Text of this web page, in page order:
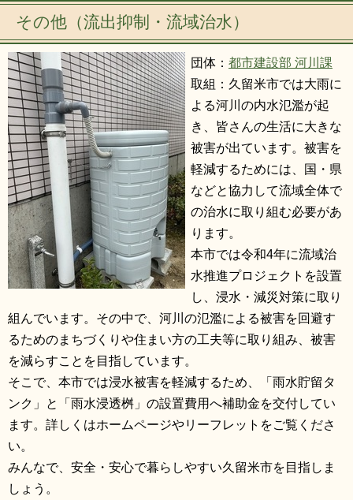
その他（流出抑制・流域治水）
団体： 都市建設部 河川課
取組：久留米市では大雨に
よる河川の内水氾濫が起
き、皆さんの生活に大きな
被害が出ています。被害を
軽減するためには、国・県
などと協力して流域全体で
の治水に取り組む必要があ
ります。
本市では令和4年に流域治
水推進プロジェクトを設置
し、浸水・減災対策に取り
組んでいます。その中で、河川の氾濫による被害を回避す
るためのまちづくりや住まい方の工夫等に取り組み、被害
を減らすことを目指しています。
そこで、本市では浸水被害を軽減するため、「雨水貯留タ
ンク」と「雨水浸透桝」の設置費用へ補助金を交付してい
ます。詳しくはホームページやリーフレットをご覧くださ
い。
みんなで、安全・安心で暮らしやすい久留米市を目指しま
しょう。